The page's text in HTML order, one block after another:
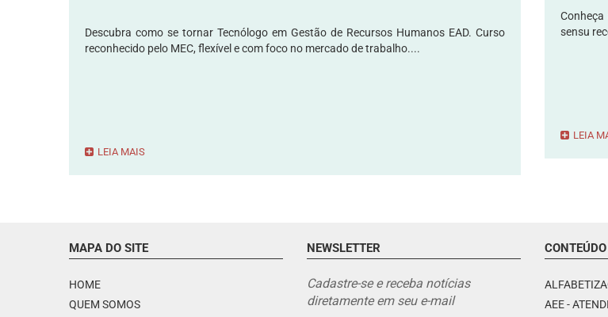
Descubra como se tornar Tecnólogo em Gestão de Recursos Humanos EAD. Curso
reconhecido pelo MEC, flexível e com foco no mercado de trabalho....
LEIA MAIS
sensu
LEIA
MAPA DO SITE
HOME
QUEM SOMOS
NEWSLETTER
Cadastre-se e receba notícias
diretamente em seu e-mail
AEE -